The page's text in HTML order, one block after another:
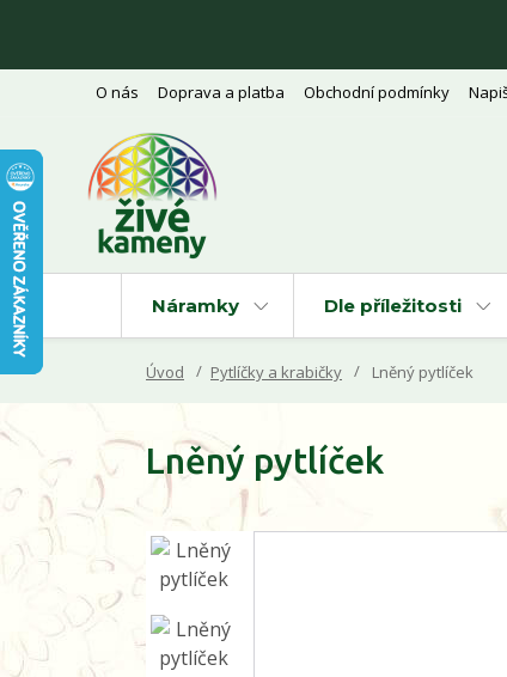
O nás Doprava a platba Obchodní podmínky
Náramky Dle příležitosti
Úvod Pytlíčky a krabičky Lněný pytlíček
Lněný pytlíček